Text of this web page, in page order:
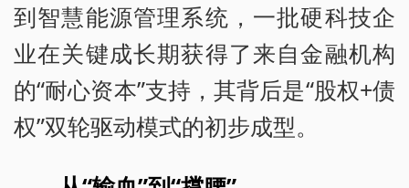
到智慧能源管理系统，一批硬科技企
业在关键成长期获得了来自金融机构
的“耐心资本”支持，其背后是“股权+债
权”双轮驱动模式的初步成型。